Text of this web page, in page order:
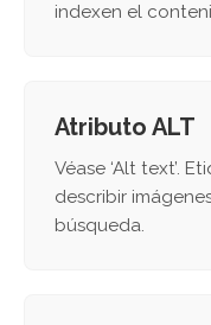
indexen el
Atributo ALT
Véase ‘Alt text’.
describir
búsqueda.